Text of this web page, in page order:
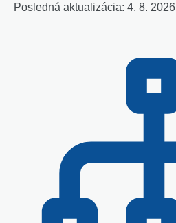
Posledná aktualizácia: 4. 8. 2026